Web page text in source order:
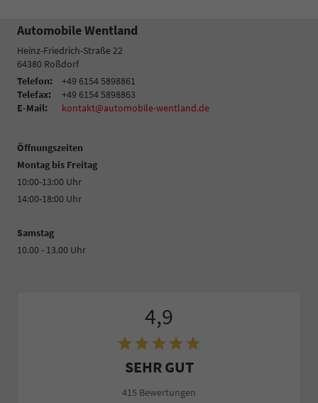
Automobile Wentland
Heinz-Friedrich-Straße 22
64380 Roßdorf
Telefon:
+49 6154 5898861
Telefax:
+49 6154 5898863
E-Mail:
kontakt@automobile-wentland.de
Öffnungszeiten
Montag bis Freitag
10:00-13:00 Uhr
14:00-18:00 Uhr
Samstag
10.00 - 13.00 Uhr
4,9
SEHR GUT
415 Bewertungen